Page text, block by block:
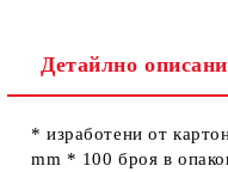
Ние ще се свържем с вас
Детайлно
* изработени от
mm * 100 броя в